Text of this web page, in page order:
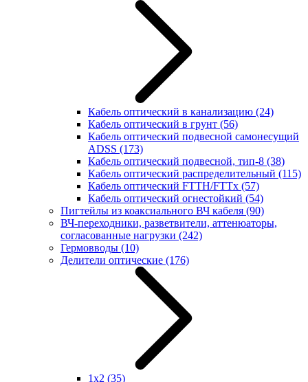
Кабель оптический в канализацию (24)
Кабель оптический в грунт (56)
Кабель оптический подвесной самонесущий
ADSS (173)
Кабель оптический подвесной, тип-8 (38)
Кабель оптический распределительный (115)
Кабель оптический FTTH/FTTx (57)
Кабель оптический огнестойкий (54)
Пигтейлы из коаксиального ВЧ кабеля (90)
ВЧ-переходники, разветвители, аттенюаторы,
согласованные нагрузки (242)
Гермовводы (10)
Делители оптические (176)
1x2 (35)